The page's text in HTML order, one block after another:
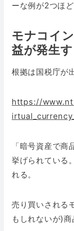
ーな例が2つほど
モナコイ
益が発生
根拠は国税庁が
https://
「暗号資産で
挙げられている
れる。
売り買いされる
もしれないが)商